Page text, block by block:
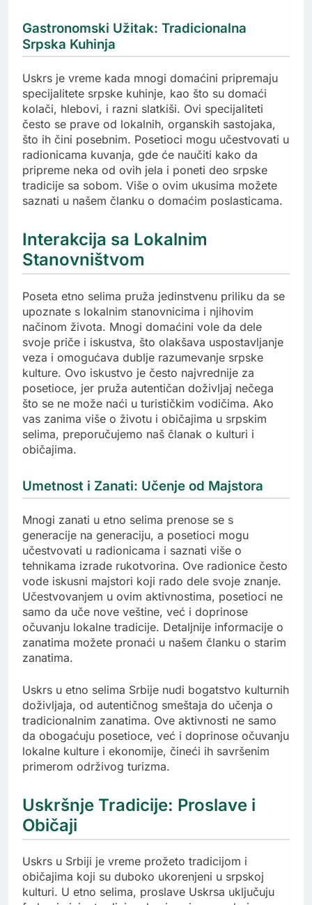
Gastronomski Užitak: Tradicionalna
Srpska Kuhinja
Uskrs je vreme kada mnogi domaćini pripremaju
specijalitete srpske kuhinje, kao što su domaći
kolači, hlebovi, i razni slatkiši. Ovi specijaliteti
često se prave od lokalnih, organskih sastojaka,
što ih čini posebnim. Posetioci mogu učestvovati u
radionicama kuvanja, gde će naučiti kako da
pripreme neka od ovih jela i poneti deo srpske
tradicije sa sobom. Više o ovim ukusima možete
saznati u našem članku o domaćim poslasticama.
Interakcija sa Lokalnim
Stanovništvom
Poseta etno selima pruža jedinstvenu priliku da se
upoznate s lokalnim stanovnicima i njihovim
načinom života. Mnogi domaćini vole da dele
svoje priče i iskustva, što olakšava uspostavljanje
veza i omogućava dublje razumevanje srpske
kulture. Ovo iskustvo je često najvrednije za
posetioce, jer pruža autentičan doživljaj nečega
što se ne može naći u turističkim vodičima. Ako
vas zanima više o životu i običajima u srpskim
selima, preporučujemo naš članak o kulturi i
običajima.
Umetnost i Zanati: Učenje od Majstora
Mnogi zanati u etno selima prenose se s
generacije na generaciju, a posetioci mogu
učestvovati u radionicama i saznati više o
tehnikama izrade rukotvorina. Ove radionice često
vode iskusni majstori koji rado dele svoje znanje.
Učestvovanjem u ovim aktivnostima, posetioci ne
samo da uče nove veštine, već i doprinose
očuvanju lokalne tradicije. Detaljnije informacije o
zanatima možete pronaći u našem članku o starim
zanatima.
Uskrs u etno selima Srbije nudi bogatstvo kulturnih
doživljaja, od autentičnog smeštaja do učenja o
tradicionalnim zanatima. Ove aktivnosti ne samo
da obogaćuju posetioce, već i doprinose očuvanju
lokalne kulture i ekonomije, čineći ih savršenim
primerom održivog turizma.
Uskršnje Tradicije: Proslave i
Običaji
Uskrs u Srbiji je vreme prožeto tradicijom i
običajima koji su duboko ukorenjeni u srpskoj
kulturi. U etno selima, proslave Uskrsa uključuju